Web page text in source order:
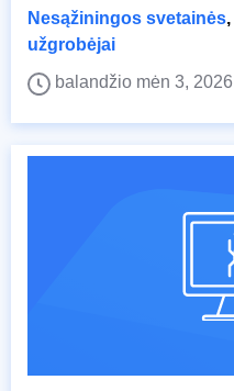
Nesąžiningos svetainės,
užgrobėjai
balandžio mėn 3, 2026